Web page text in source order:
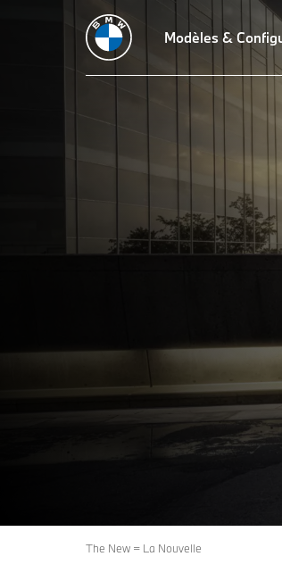
Modèles &
Les
BMW XM :
techniques.
Configuration & Prix Découvrez
The New = La Nouvelle